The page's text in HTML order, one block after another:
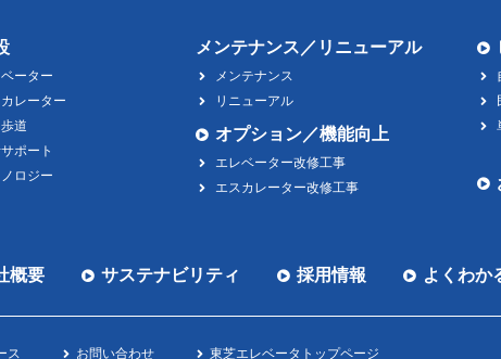
ーター
レーター
道
ポート
ロジー
メンテナンス／リニューアル
メンテナンス
リニューアル
オプション／機能向上
エレベーター改修工事
エスカレーター改修工事
概要 サステナビリティ 採用情報 よくわか
ス お問い合わせ 東芝エレベータトップページ